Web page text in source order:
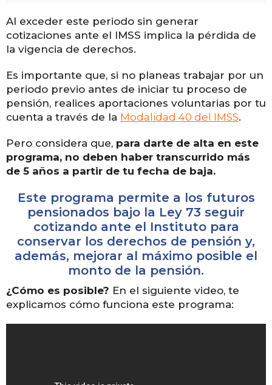
Al exceder este periodo sin generar
cotizaciones ante el IMSS implica la pérdida de
la vigencia de derechos.
Es importante que, si no planeas trabajar por un
periodo previo antes de iniciar tu proceso de
pensión, realices aportaciones voluntarias por tu
cuenta a través de la Modalidad 40 del IMSS.
Pero considera que, para darte de alta en este
programa, no deben haber transcurrido más
de 5 años a partir de tu fecha de baja.
Este programa permite a los futuros
pensionados bajo la Ley 73 seguir
cotizando ante el Instituto para
conservar los derechos de pensión y,
además, mejorar al máximo posible el
monto de la pensión.
¿Cómo es posible? En el siguiente video, te
explicamos cómo funciona este programa: